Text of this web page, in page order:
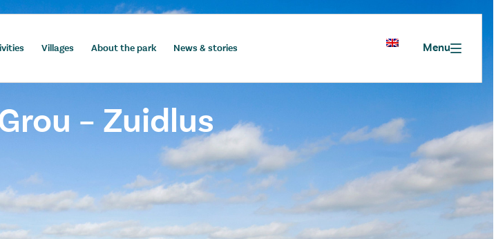
Villages About the park News & stories Menu
– Zuidlus